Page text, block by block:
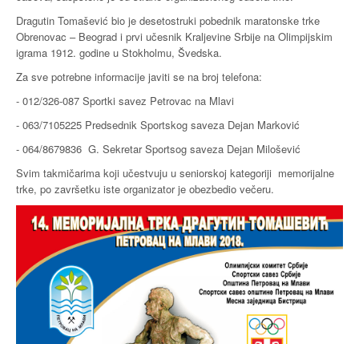
Dragutin Tomašević bio je desetostruki pobednik maratonske trke
Obrenovac – Beograd i prvi učesnik Kraljevine Srbije na Olimpijskim
igrama 1912. godine u Stokholmu, Švedska.
Za sve potrebne informacije javiti se na broj telefona:
- 012/326-087 Sportki savez Petrovac na Mlavi
- 063/7105225 Predsednik Sportskog saveza Dejan Marković
- 064/8679836 G. Sekretar Sportsog saveza Dejan Milošević
Svim takmičarima koji učestvuju u seniorskoj kategoriji memorijalne
trke, po završetku iste organizator je obezbedio večeru.